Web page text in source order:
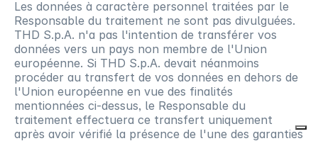
Les données à caractère personnel traitées par le
Responsable du traitement ne sont pas divulguées.
THD S.p.A. n'a pas l'intention de transférer vos
données vers un pays non membre de l'Union
européenne. Si THD S.p.A. devait néanmoins
procéder au transfert de vos données en dehors de
l'Union européenne en vue des finalités
mentionnées ci-dessus, le Responsable du
traitement effectuera ce transfert uniquement
après avoir vérifié la présence de l'une des garanties